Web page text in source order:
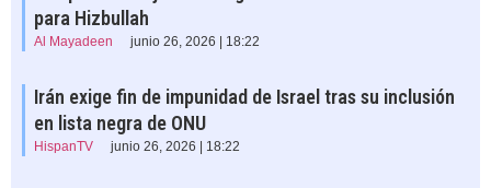
para Hizbullah
Al Mayadeen junio 26, 2026 | 18:22
Irán exige fin de impunidad de Israel tras su inclusión
en lista negra de ONU
HispanTV junio 26, 2026 | 18:22